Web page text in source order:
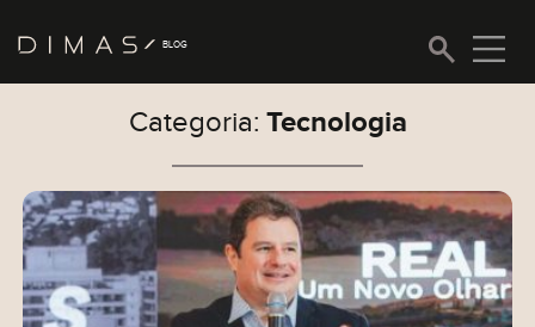
BLOG
Inovação
Estilo de vida
Tecnologia
Olá, então, curtiu nosso conteúdo? Tem uma
sugestão para nos dar? Quer fazer um elogio à
nossa equipe ou simplismente deseja entrar em
contato com a gente? Fique a vontade.
Categoria: Tecnologia